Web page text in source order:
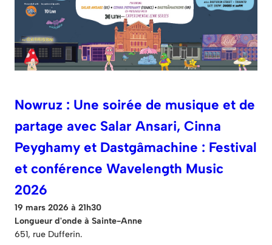
Nowruz : Une soirée de musique et de
partage avec Salar Ansari, Cinna
Peyghamy et Dastgâmachine : Festival
et conférence Wavelength Music
2026
19 mars 2026 à 21h30
Longueur d'onde à Sainte-Anne
651, rue Dufferin.